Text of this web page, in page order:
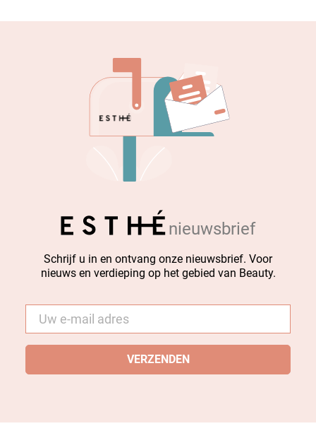
nieuwsbrief
Schrijf u in en ontvang onze nieuwsbrief. Voor
nieuws en verdieping op het gebied van Beauty.
mail *